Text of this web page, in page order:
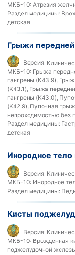
МКБ-10: Атрезия
Раздел медицины:
детская
Грыжи
Версия:
МКБ-10: Грыжа
гангрены (K43.9),
(K43.1), Грыжа
гангрены (K43.0),
(K42.9), Пупочная
непроходимостью без
Раздел медицины:
детская
Инородное
Версия:
МКБ-10: Инородное
Раздел медицины:
Кисты
Версия:
МКБ-10: Врожденная
поджелудочной